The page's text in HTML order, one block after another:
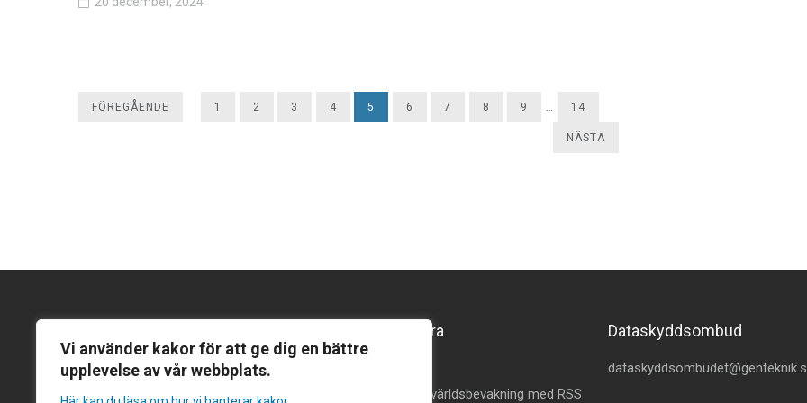
Vi använder kakor för att ge dig en bättre
upplevelse av vår webbplats.
FÖREGÅENDE 1 2 3 4 5 6 7 8 9 … 14
NÄSTA
Gentekniknämnden
Följ och prenumerera
Prenumerera på Omvärldsbevakning med RSS
Dataskyddsombud